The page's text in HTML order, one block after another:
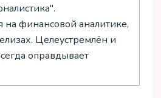
на финансовой аналитике,
Целеустремлён и
оправдывает